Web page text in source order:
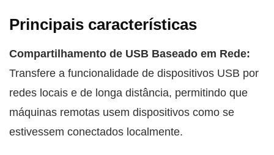
Principais características
Compartilhamento de USB Baseado em Rede:
Transfere a funcionalidade de dispositivos USB por
redes locais e de longa distância, permitindo que
máquinas remotas usem dispositivos como se
estivessem conectados localmente.